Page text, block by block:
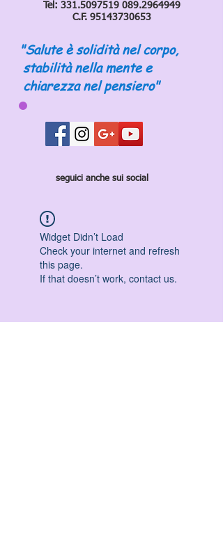
Tel: 331.5097519 089.2964949
C.F. 95143730653
"Salute è solidità nel corpo,
stabilità nella mente e
chiarezza nel pensiero"
seguici anche sui social
Widget Didn’t Load
Check your internet and refresh
this page.
If that doesn’t work, contact us.